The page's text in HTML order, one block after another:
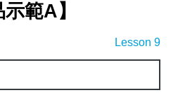
範A】
Lesson 9